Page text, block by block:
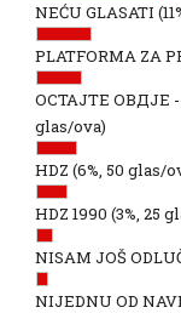
NEĆU GLASATI
PLATFORMA ZA
ОСТАЈТЕ ОВДЈЕ
glas/ova)
HDZ (6%, 50 glas/
HDZ 1990 (3%, 25
NISAM JOŠ
NIJEDNU OD